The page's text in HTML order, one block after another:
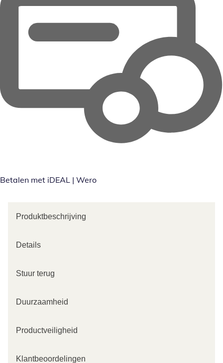
Betalen met iDEAL | Wero
Produktbeschrijving
Details
Stuur terug
Duurzaamheid
Productveiligheid
Klantbeoordelingen